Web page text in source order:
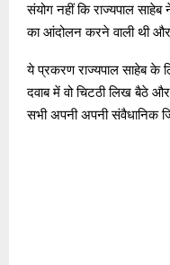
संयोग नहीं कि राज्यपाल
का आंदोलन करने वाली थी और
ये प्रकरण राज्यपाल साहेब के
दवाब में वो चिटठी लिख बैठे
सभी अपनी अपनी संवैधानिक